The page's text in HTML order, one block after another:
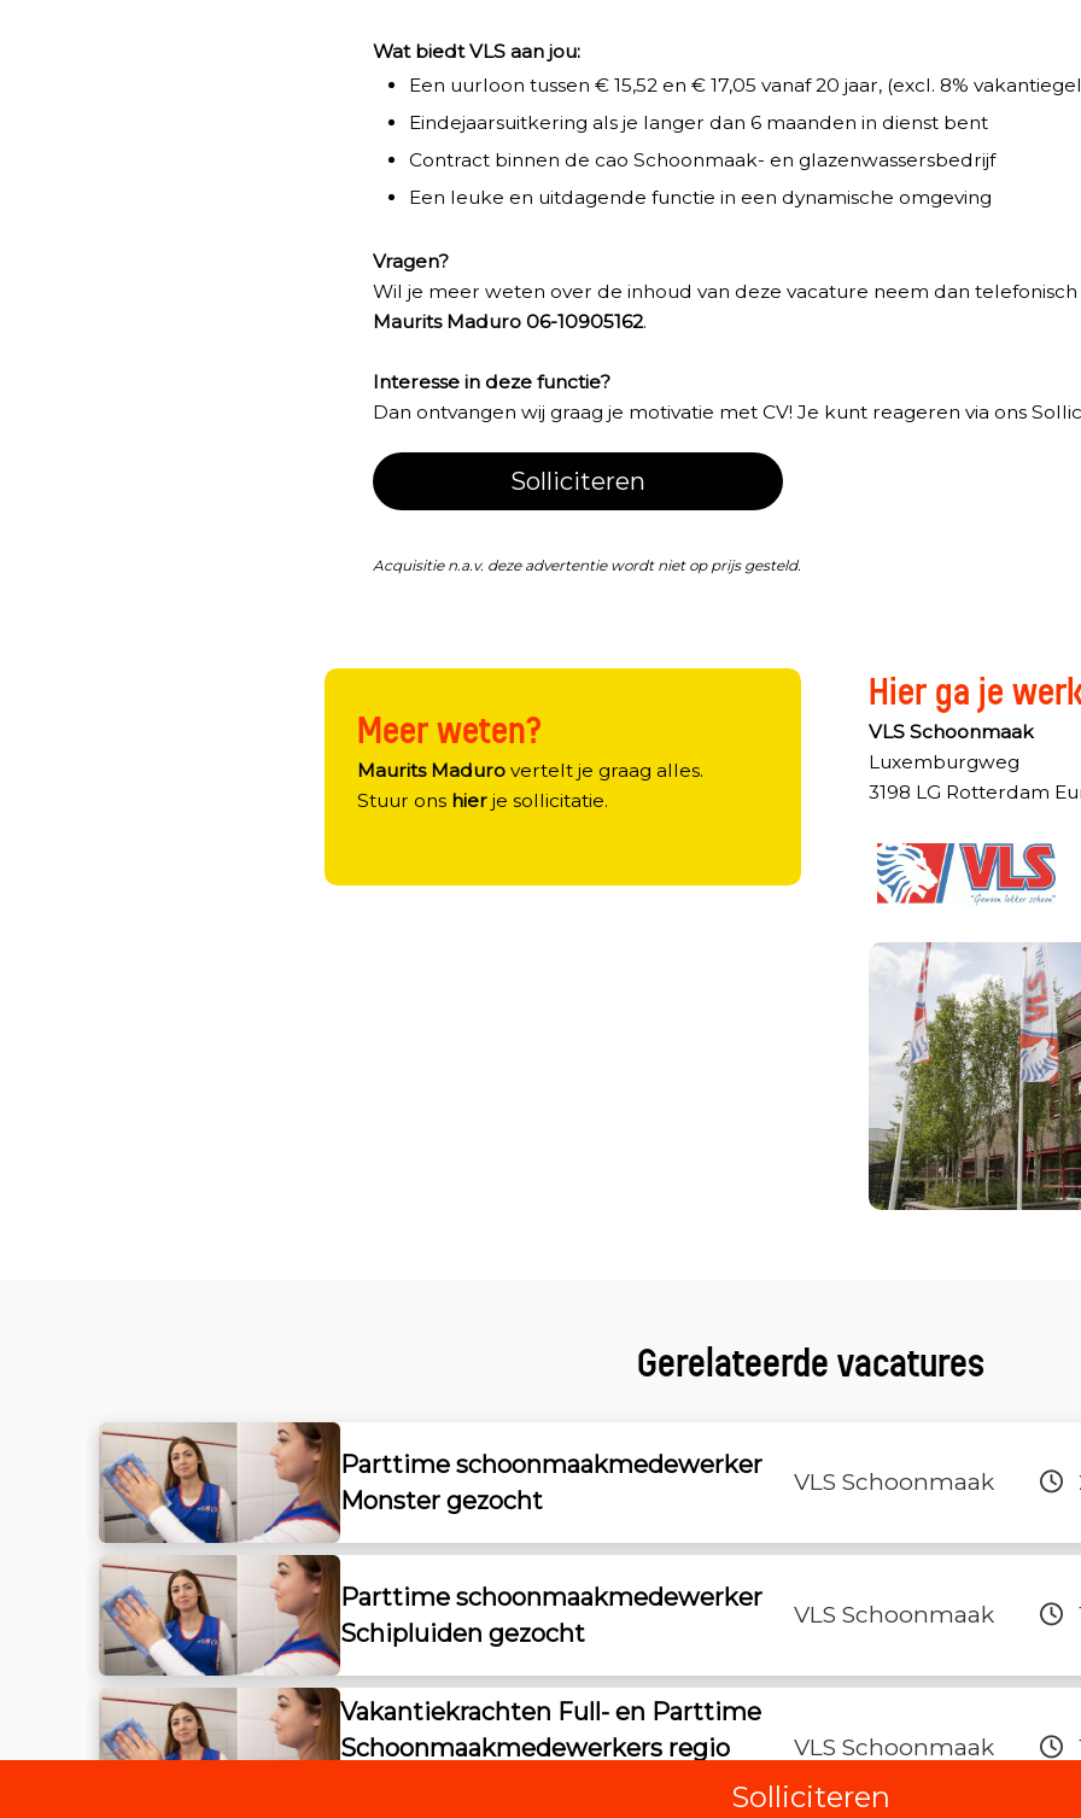
Wat biedt VLS aan jou:
Een uurloon tussen € 15,52 en € 17,05 vanaf 20 jaar, (excl. 8%
Eindejaarsuitkering als je langer dan 6 maanden in dienst bent
Contract binnen de cao Schoonmaak- en glazenwassersbedrijf
Een leuke en uitdagende functie in een dynamische omgeving
Vragen?
Wil je meer weten over de inhoud van deze vacature neem dan
Maurits Maduro 06-10905162.
Interesse in deze functie?
Dan ontvangen wij graag je motivatie met CV! Je kunt reageren via ons
Solliciteren
Acquisitie n.a.v. deze advertentie wordt niet op prijs gesteld.
Meer weten?
Maurits Madurovertelt je graag alles.
Stuur ons hier je sollicitatie.
Hier ga je
VLS Schoonmaak
Luxemburgweg
3198 LG Rotterdam
Solliciteren
Gerelateerde vacatures
Parttime schoonmaakmedewerker
Monster gezocht
VLS Schoonmaak
Parttime schoonmaakmedewerker
Schipluiden gezocht
VLS Schoonmaak
Vakantiekrachten Full- en Parttime
Schoonmaakmedewerkers regio
VLS Schoonmaak
Careerboard |Disclaimer